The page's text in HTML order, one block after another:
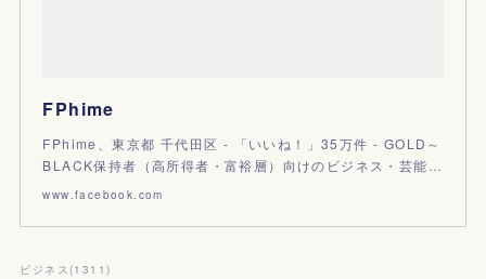
FPhime
FPhime、東京都 千代田区 - 「いいね！」35万件 - GOLD～
BLACK保持者（高所得者・富裕層）向けのビジネス・芸能…
www.facebook.com
ビジネス (1311 )